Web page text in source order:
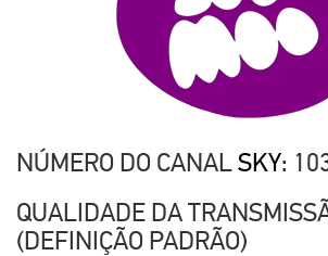
NÚMERO DO CANALSKY:
QUALIDADE DA
(DEFINIÇÃO PADRÃO)